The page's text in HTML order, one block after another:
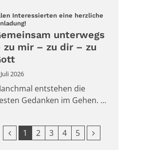
Interessierten eine herzliche
unterwegs
zu mir – zu dir – zu
2026
entstehen die
Gedanken im Gehen. ...
Vorherige Seite
1 2 3 4 5 Nächste Seite